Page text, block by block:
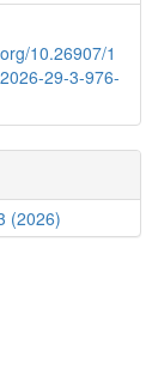
10.26907/1
29-3-976-
(2026)